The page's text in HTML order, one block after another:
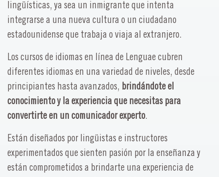
lingüísticas, ya sea un inmigrante que intenta
integrarse a una nueva cultura o un ciudadano
estadounidense que trabaja o viaja al extranjero.
Los cursos de idiomas en línea de Lenguae cubren
diferentes idiomas en una variedad de niveles, desde
principiantes hasta avanzados, brindándote el
conocimiento y la experiencia que necesitas para
convertirte en un comunicador experto.
Están diseñados por lingüistas e instructores
experimentados que sienten pasión por la enseñanza y
están comprometidos a brindarte una experiencia de